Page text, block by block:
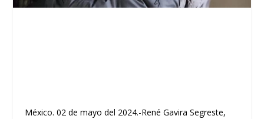
México. 02 de mayo del 2024.-René Gavira Segreste,